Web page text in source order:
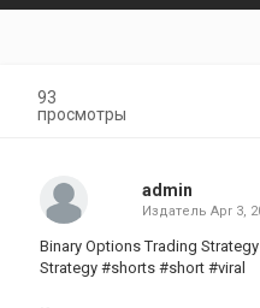
93
просмотры
admin
Издатель Apr 3,
Binary Options Trading
Strategy #shorts #short #viral